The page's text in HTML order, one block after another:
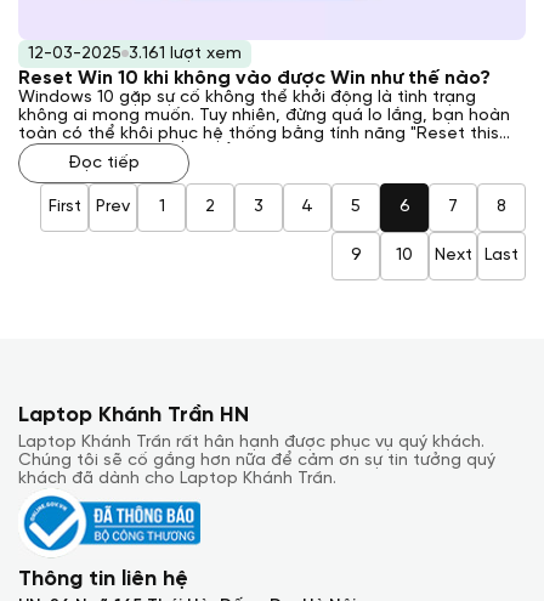
12-03-2025 3.161 lượt xem
Reset Win 10 khi không vào được Win như thế nào?
Windows 10 gặp sự cố không thể khởi động là tình trạng
không ai mong muốn. Tuy nhiên, đừng quá lo lắng, bạn hoàn
toàn có thể khôi phục hệ thống bằng tính năng "Reset this
PC" ngay cả khi không thể đăng nhập. Laptop Khánh Trần sẽ
hướng dẫn bạn cách reset Win 10 khi không vào được Win,
giúp bạn nhanh chóng đưa máy tính trở lại trạng thái hoạt
động bình thường.
Đọc tiếp
First Prev 1 2 3 4 5 6 7 8
9 10 Next Last
Laptop Khánh Trần HN
Laptop Khánh Trần rất hân hạnh được phục vụ quý khách.
Chúng tôi sẽ cố gắng hơn nữa để cảm ơn sự tin tưởng quý
khách đã dành cho Laptop Khánh Trần.
Thông tin liên hệ